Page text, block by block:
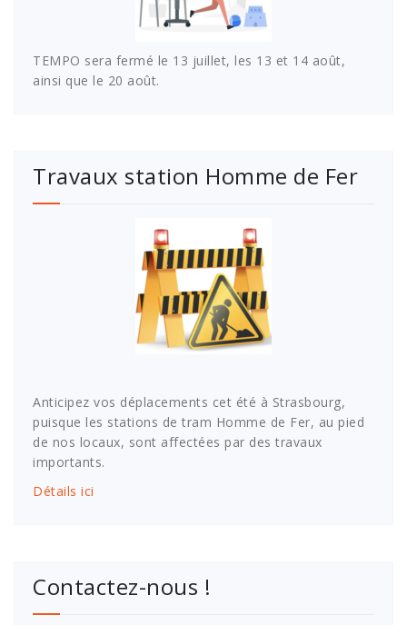
TEMPO sera fermé le 13 juillet, les 13 et 14 août,
ainsi que le 20 août.
Travaux station Homme de Fer
Anticipez vos déplacements cet été à Strasbourg,
puisque les stations de tram Homme de Fer, au pied
de nos locaux, sont affectées par des travaux
importants.
Détails ici
Contactez-nous !